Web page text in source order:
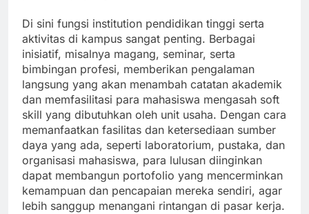
Di sini fungsi institution pendidikan tinggi serta
aktivitas di kampus sangat penting. Berbagai
inisiatif, misalnya magang, seminar, serta
bimbingan profesi, memberikan pengalaman
langsung yang akan menambah catatan akademik
dan memfasilitasi para mahasiswa mengasah soft
skill yang dibutuhkan oleh unit usaha. Dengan cara
memanfaatkan fasilitas dan ketersediaan sumber
daya yang ada, seperti laboratorium, pustaka, dan
organisasi mahasiswa, para lulusan diinginkan
dapat membangun portofolio yang mencerminkan
kemampuan dan pencapaian mereka sendiri, agar
lebih sanggup menangani rintangan di pasar kerja.